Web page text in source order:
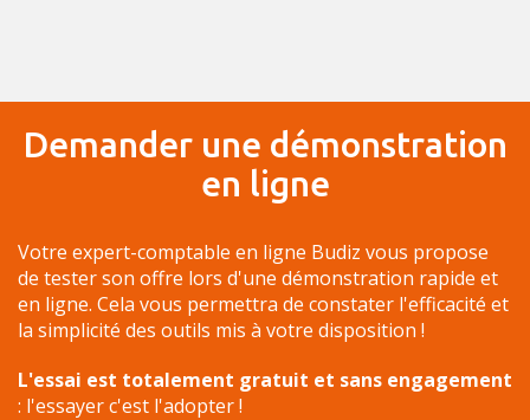
Demander une démonstration
en ligne
Votre expert-comptable en ligne Budiz vous propose
de tester son offre lors d'une démonstration rapide et
en ligne. Cela vous permettra de constater l'efficacité et
la simplicité des outils mis à votre disposition !
L'essai est totalement gratuit et sans engagement
: l'essayer c'est l'adopter !